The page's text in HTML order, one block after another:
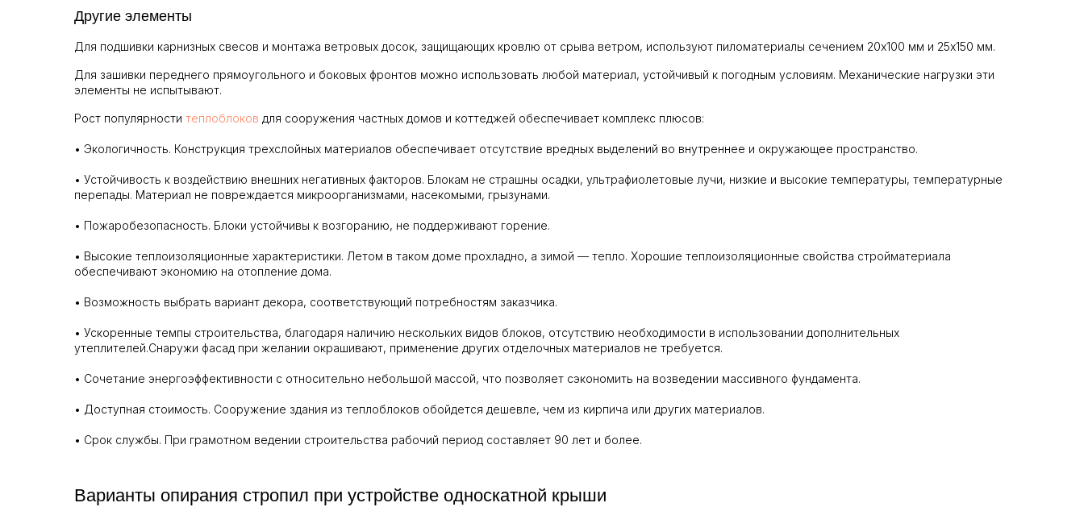
Другие элементы
Для подшивки карнизных свесов и монтажа ветровых досок, защищающих кровлю от срыва ветром, используют пиломатериалы сечением 20х100 мм и 25х150 мм.
Для зашивки переднего прямоугольного и боковых фронтов можно использовать любой материал, устойчивый к погодным условиям. Механические нагрузки эти
элементы не испытывают.
Рост популярности теплоблоков для сооружения частных домов и коттеджей обеспечивает комплекс плюсов:
• Экологичность. Конструкция трехслойных материалов обеспечивает отсутствие вредных выделений во внутреннее и окружающее пространство.
• Устойчивость к воздействию внешних негативных факторов. Блокам не страшны осадки, ультрафиолетовые лучи, низкие и высокие температуры, температурные
перепады. Материал не повреждается микроорганизмами, насекомыми, грызунами.
• Пожаробезопасность. Блоки устойчивы к возгоранию, не поддерживают горение.
• Высокие теплоизоляционные характеристики. Летом в таком доме прохладно, а зимой — тепло. Хорошие теплоизоляционные свойства стройматериала
обеспечивают экономию на отопление дома.
• Возможность выбрать вариант декора, соответствующий потребностям заказчика.
• Ускоренные темпы строительства, благодаря наличию нескольких видов блоков, отсутствию необходимости в использовании дополнительных
утеплителей.Снаружи фасад при желании окрашивают, применение других отделочных материалов не требуется.
• Сочетание энергоэффективности с относительно небольшой массой, что позволяет сэкономить на возведении массивного фундамента.
• Доступная стоимость. Сооружение здания из теплоблоков обойдется дешевле, чем из кирпича или других материалов.
• Срок службы. При грамотном ведении строительства рабочий период составляет 90 лет и более.
Варианты опирания стропил при устройстве односкатной крыши